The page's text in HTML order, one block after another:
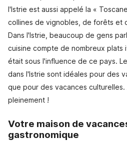
l'Istrie est aussi appelé la «
collines de vignobles, de forêts et
Dans l'Istrie, beaucoup de gens
cuisine compte de nombreux plats
était sous l'influence de ce pays.
dans l'Istrie sont idéales pour des
que pour des vacances
pleinement !
Votre maison de
gastronomique